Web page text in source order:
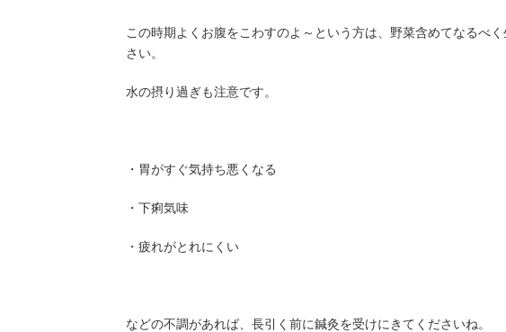
この時期よくお腹をこわすのよ～という方は、野菜含めてなるべ
さい。
水の摂り過ぎも注意です。
・胃がすぐ気持ち悪くなる
・下痢気味
・疲れがとれにくい
などの不調があれば、長引く前に鍼灸を受けにきてくださいね。